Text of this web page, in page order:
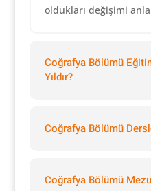
oldukları değişimi
Coğrafya Bölümü
Yıldır?
Coğrafya Bölümü
Coğrafya Bölümü